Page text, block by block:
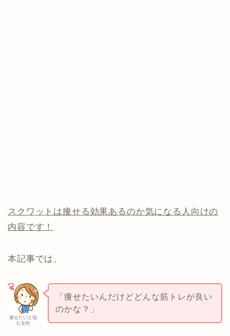
スクワットは痩せる効果あるのか気になる人向けの
内容です！
本記事では、
痩せたいと悩
む女性
「痩せたいんだけどどんな筋トレが良い
のかな？」